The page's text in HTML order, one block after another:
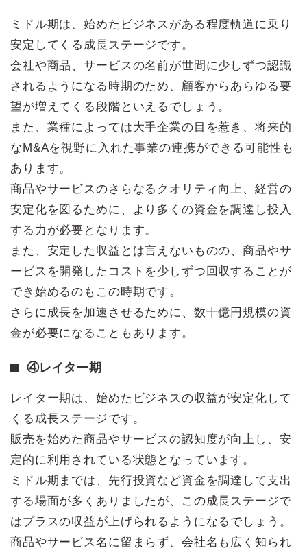
ミドル期は、始めたビジネスがある程度軌道に乗り
安定してくる成長ステージです。
会社や商品、サービスの名前が世間に少しずつ認識
されるようになる時期のため、顧客からあらゆる要
望が増えてくる段階といえるでしょう。
また、業種によっては大手企業の目を惹き、将来的
なM&Aを視野に入れた事業の連携ができる可能性も
あります。
商品やサービスのさらなるクオリティ向上、経営の
安定化を図るために、より多くの資金を調達し投入
する力が必要となります。
また、安定した収益とは言えないものの、商品やサ
ービスを開発したコストを少しずつ回収することが
でき始めるのもこの時期です。
さらに成長を加速させるために、数十億円規模の資
金が必要になることもあります。
④レイター期
レイター期は、始めたビジネスの収益が安定化して
くる成長ステージです。
販売を始めた商品やサービスの認知度が向上し、安
定的に利用されている状態となっています。
ミドル期までは、先行投資など資金を調達して支出
する場面が多くありましたが、この成長ステージで
はプラスの収益が上げられるようになるでしょう。
商品やサービス名に留まらず、会社名も広く知られ